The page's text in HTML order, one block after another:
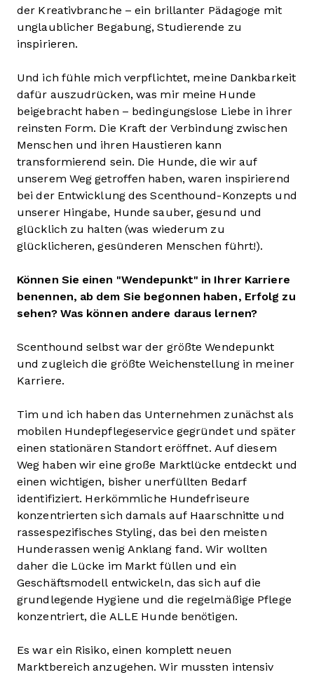
der Kreativbranche – ein brillanter Pädagoge mit
unglaublicher Begabung, Studierende zu
inspirieren.
Und ich fühle mich verpflichtet, meine Dankbarkeit
dafür auszudrücken, was mir meine Hunde
beigebracht haben – bedingungslose Liebe in ihrer
reinsten Form. Die Kraft der Verbindung zwischen
Menschen und ihren Haustieren kann
transformierend sein. Die Hunde, die wir auf
unserem Weg getroffen haben, waren inspirierend
bei der Entwicklung des Scenthound-Konzepts und
unserer Hingabe, Hunde sauber, gesund und
glücklich zu halten (was wiederum zu
glücklicheren, gesünderen Menschen führt!).
Können Sie einen "Wendepunkt" in Ihrer Karriere
benennen, ab dem Sie begonnen haben, Erfolg zu
sehen? Was können andere daraus lernen?
Scenthound selbst war der größte Wendepunkt
und zugleich die größte Weichenstellung in meiner
Karriere.
Tim und ich haben das Unternehmen zunächst als
mobilen Hundepflegeservice gegründet und später
einen stationären Standort eröffnet. Auf diesem
Weg haben wir eine große Marktlücke entdeckt und
einen wichtigen, bisher unerfüllten Bedarf
identifiziert. Herkömmliche Hundefriseure
konzentrierten sich damals auf Haarschnitte und
rassespezifisches Styling, das bei den meisten
Hunderassen wenig Anklang fand. Wir wollten
daher die Lücke im Markt füllen und ein
Geschäftsmodell entwickeln, das sich auf die
grundlegende Hygiene und die regelmäßige Pflege
konzentriert, die ALLE Hunde benötigen.
Es war ein Risiko, einen komplett neuen
Marktbereich anzugehen. Wir mussten intensiv